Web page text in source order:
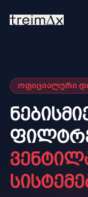
სერვისები
მომსახურება
ᲝᲤᲘᲪᲘᲐᲚᲣᲠᲘ